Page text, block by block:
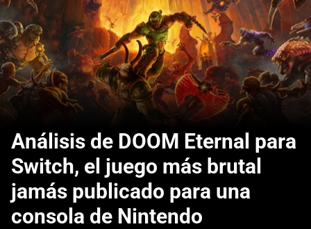
Análisis de DOOM Eternal para
Switch, el juego más brutal
jamás publicado para una
consola de Nintendo